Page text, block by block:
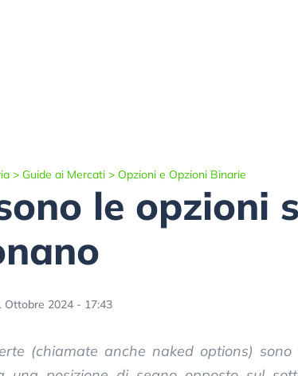
> Guide ai Mercati > Opzioni e Opzioni Binarie
le opzioni
Ottobre 2024 - 17:43
(chiamate anche naked options)